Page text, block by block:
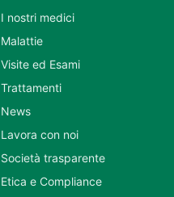
I nostri medici
Malattie
Visite ed Esami
Trattamenti
News
Lavora con noi
Società trasparente
Etica e Compliance